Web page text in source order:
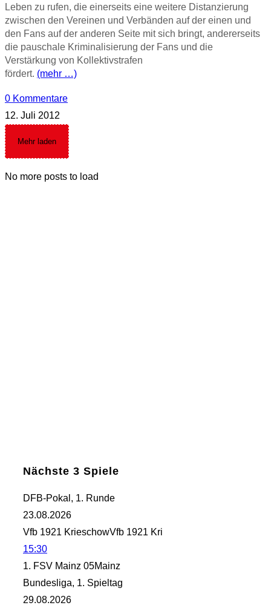
Leben zu rufen, die einerseits eine weitere Distanzierung
zwischen den Vereinen und Verbänden auf der einen und
den Fans auf der anderen Seite mit sich bringt, andererseits
die pauschale Kriminalisierung der Fans und die
Verstärkung von Kollektivstrafen
fördert. (mehr …)
0 Kommentare
12. Juli 2012
Mehr laden
No more posts to load
Nächste 3 Spiele
DFB-Pokal, 1. Runde
23.08.2026
Vfb 1921 KrieschowVfb 1921 Kri
15:30
1. FSV Mainz 05Mainz
Bundesliga, 1. Spieltag
29.08.2026